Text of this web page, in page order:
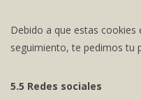
Debido a que estas
seguimiento, te pedimos tu
5.5 Redes sociales